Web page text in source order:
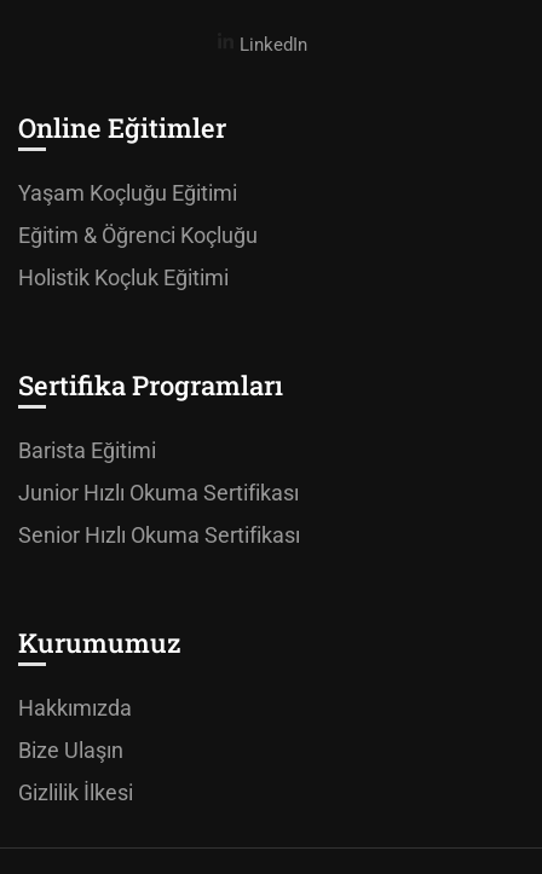
LinkedIn
Online Eğitimler
Yaşam Koçluğu Eğitimi
Eğitim & Öğrenci Koçluğu
Holistik Koçluk Eğitimi
Sertifika Programları
Barista Eğitimi
Junior Hızlı Okuma Sertifikası
Senior Hızlı Okuma Sertifikası
Kurumumuz
Hakkımızda
Bize Ulaşın
Gizlilik İlkesi